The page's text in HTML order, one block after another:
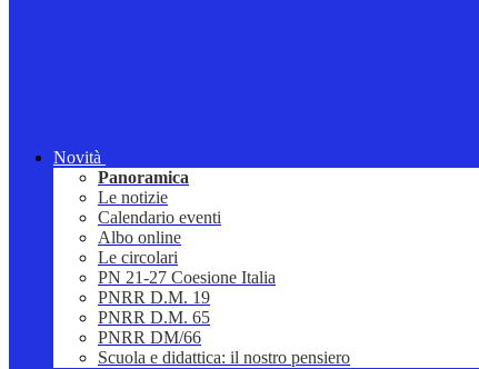
Novità
Panoramica
Le notizie
Calendario eventi
Albo online
Le circolari
PN 21-27 Coesione Italia
PNRR D.M. 19
PNRR D.M. 65
PNRR DM/66
Scuola e didattica: il nostro pensiero